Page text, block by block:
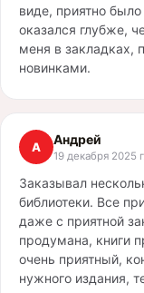
виде, приятно
оказался глубже,
меня в закладках,
новинками.
А Андрей
19 декабря 2025 г.
Заказывал
библиотеки. Все
даже с приятной
продумана, книги
очень приятный,
нужного издания,